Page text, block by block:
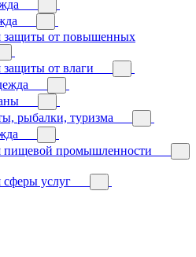
защиты от повышенных
от влаги
рыбалки, туризма
пищевой промышленности
услуг